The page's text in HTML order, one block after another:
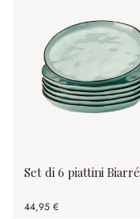
Set di 6 piattini Biarré
44,95 €